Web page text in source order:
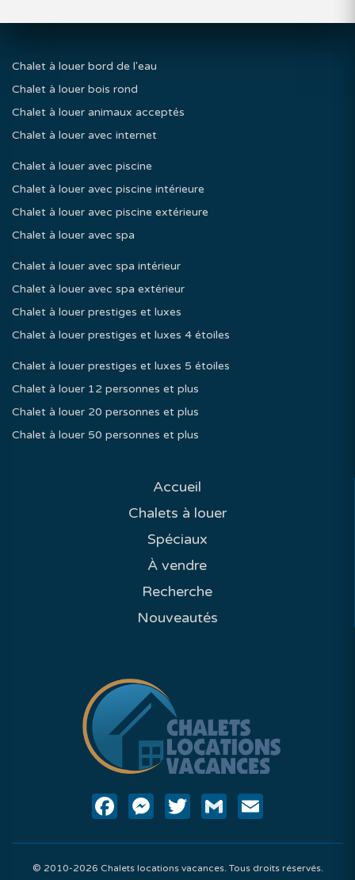
Chalet à louer bord de l'eau
Chalet à louer bois rond
Chalet à louer animaux acceptés
Chalet à louer avec internet
Chalet à louer avec piscine
Chalet à louer avec piscine intérieure
Chalet à louer avec piscine extérieure
Chalet à louer avec spa
Chalet à louer avec spa intérieur
Chalet à louer avec spa extérieur
Chalet à louer prestiges et luxes
Chalet à louer prestiges et luxes 4 étoiles
Chalet à louer prestiges et luxes 5 étoiles
Chalet à louer 12 personnes et plus
Chalet à louer 20 personnes et plus
Chalet à louer 50 personnes et plus
Accueil
Chalets à louer
Spéciaux
À vendre
Recherche
Nouveautés
FacebookMessenger
Twitter Gmail
© 2010-2026 Chalets locations vacances. Tous droits réservés.